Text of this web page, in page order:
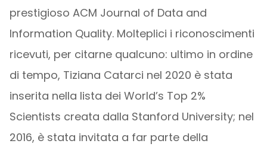
prestigioso ACM Journal of Data and
Information Quality. Molteplici i riconoscimenti
ricevuti, per citarne qualcuno: ultimo in ordine
di tempo, Tiziana Catarci nel 2020 è stata
inserita nella lista dei World’s Top 2%
Scientists creata dalla Stanford University; nel
2016, è stata invitata a far parte della